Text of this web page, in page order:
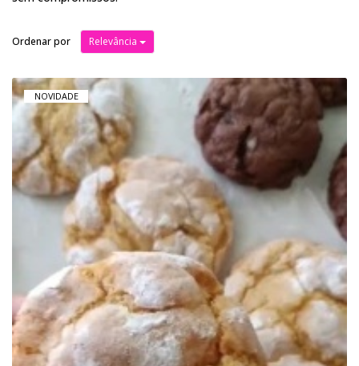
Ordenar por Relevância
NOVIDADE